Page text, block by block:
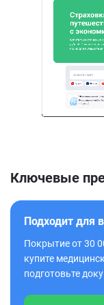
Ключевые
Подходит для
Покрытие от 30
купите
подготовьте